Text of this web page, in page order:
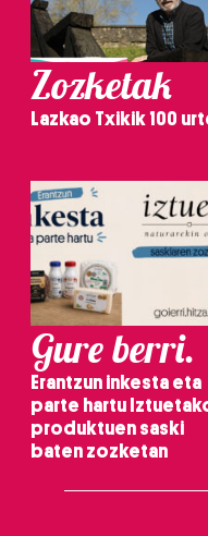
Zozketak
Lazkao Txikik 100
Gure berri.
Erantzun inkesta eta
parte hartu
produktuen saski
baten zozketan